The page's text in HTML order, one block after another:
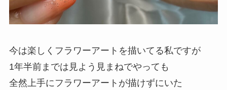
今は楽しくフラワーアートを描いてる私ですが
1年半前までは見よう見まねでやっても
全然上手にフラワーアートが描けずにいた